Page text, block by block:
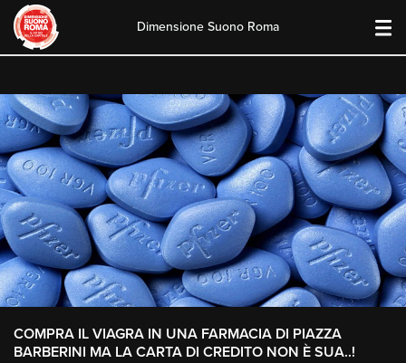
content
Dimensione Suono Roma
COMPRA IL VIAGRA IN UNA FARMACIA DI PIAZZA
BARBERINI MA LA CARTA DI CREDITO NON È SUA..!